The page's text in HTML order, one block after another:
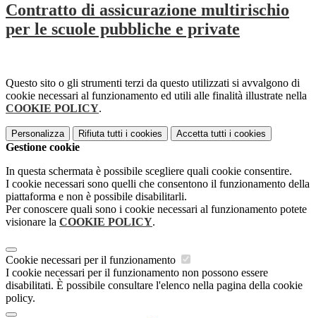
Contratto di assicurazione multirischio
per le scuole pubbliche e private
Questo sito o gli strumenti terzi da questo utilizzati si avvalgono di
cookie necessari al funzionamento ed utili alle finalità illustrate nella
COOKIE POLICY.
Personalizza Rifiuta tutti i cookies Accetta tutti i cookies
Gestione cookie
In questa schermata è possibile scegliere quali cookie consentire.
I cookie necessari sono quelli che consentono il funzionamento della
piattaforma e non è possibile disabilitarli.
Per conoscere quali sono i cookie necessari al funzionamento potete
visionare la COOKIE POLICY.
Cookie necessari per il funzionamento
I cookie necessari per il funzionamento non possono essere
disabilitati. È possibile consultare l'elenco nella pagina della cookie
policy.